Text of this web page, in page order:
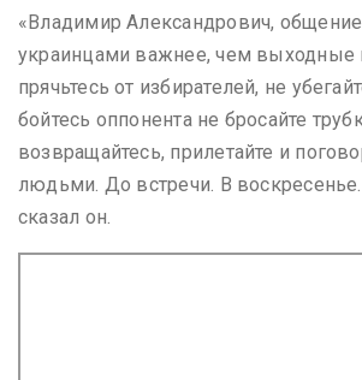
«Владимир Александрович,
украинцами важнее, чем
прячьтесь от избирателей, не
бойтесь оппонента не бросайте
возвращайтесь, прилетайте и
людьми. До встречи. В
сказал он.